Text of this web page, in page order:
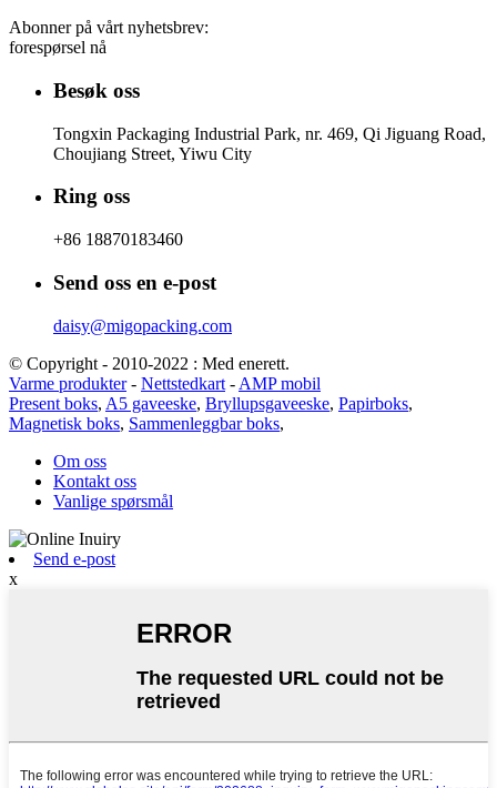
Abonner på vårt nyhetsbrev:
forespørsel nå
Besøk oss
Tongxin Packaging Industrial Park, nr. 469, Qi Jiguang Road,
Choujiang Street, Yiwu City
Ring oss
+86 18870183460
Send oss ​​en e-post
daisy@migopacking.com
© Copyright - 2010-2022 : Med enerett.
Varme produkter- Nettstedkart - AMP mobil
Present boks, A5 gaveeske, Bryllupsgaveeske, Papirboks,
Magnetisk boks, Sammenleggbar boks,
Om oss
Kontakt oss
Vanlige spørsmål
Send e-post
x